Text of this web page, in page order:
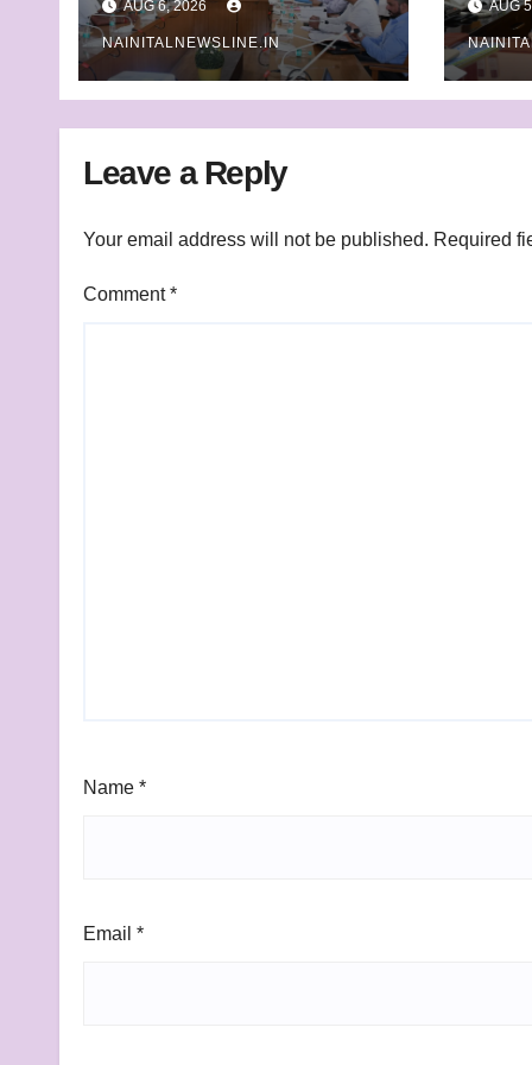
ने सुनी आपत्तियां
AUG 6, 2026
NAINITALNEWSLINE.IN
AUG
Leave a Reply
Your email address will not be published. Required
Comment*
Name *
Email *